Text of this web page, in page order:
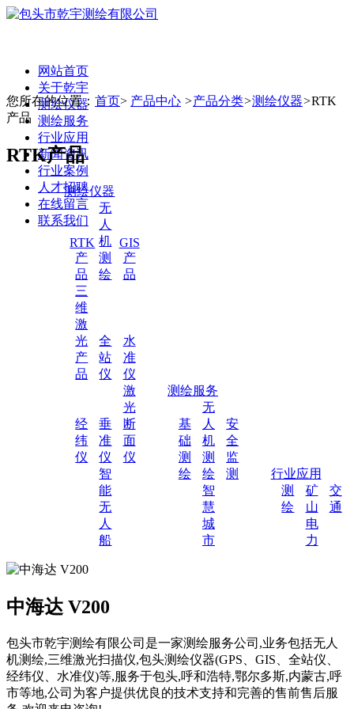
网站首页
关于乾宇
测绘仪器
测绘服务
行业应用
新闻资讯
行业案例
人才招聘
在线留言
联系我们
您所在的位置： 首页> 产品中心 >产品分类>测绘仪器>RTK
产品
RTK产品
测绘仪器
RTK
产
品
无
人
机
测
绘
GIS
产
品
三
维
激
光
产
品
全
站
仪
水
准
仪
经
纬
仪
垂
准
仪
激
光
断
面
仪
智
能
无
人
船
测绘服务
基
础
测
绘
无
人
机
测
绘
安
全
监
测
智
慧
城
市
行业应用
测
绘
矿
山
交
通
电
力
中海达 V200
包头市乾宇测绘有限公司是一家测绘服务公司,业务包括无人
机测绘,三维激光扫描仪,包头测绘仪器(GPS、GIS、全站仪、
经纬仪、水准仪)等,服务于包头,呼和浩特,鄂尔多斯,内蒙古,呼
市等地,公司为客户提供优良的技术支持和完善的售前售后服